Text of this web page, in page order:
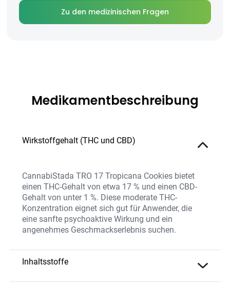
Zu den medizinischen Fragen
Medikamentbeschreibung
Wirkstoffgehalt (THC und CBD)
CannabiStada TRO 17 Tropicana Cookies bietet
einen THC-Gehalt von etwa 17 % und einen CBD-
Gehalt von unter 1 %. Diese moderate THC-
Konzentration eignet sich gut für Anwender, die
eine sanfte psychoaktive Wirkung und ein
angenehmes Geschmackserlebnis suchen.
Inhaltsstoffe
Die Blüten enthalten eine ausgewogene Mischung